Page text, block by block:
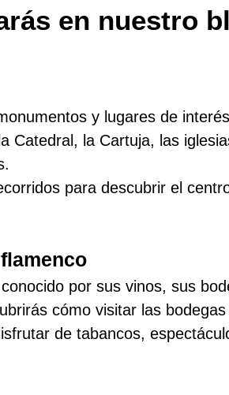
en nuestro
y lugares de
Catedral, la Cartuja, las
para descubrir el
por sus vinos, sus
cómo visitar las
de tabancos,